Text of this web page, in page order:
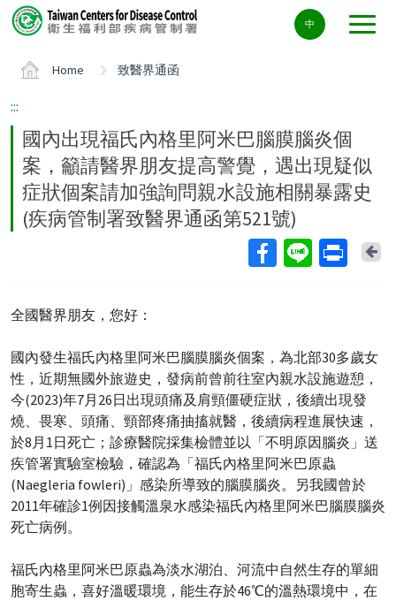
Center
block
中
Home 致醫界通函
:::
國內出現福氏內格里阿米巴腦膜腦炎個
案，籲請醫界朋友提高警覺，遇出現疑似
症狀個案請加強詢問親水設施相關暴露史
(疾病管制署致醫界通函第521號)
全國醫界朋友，您好：
國內發生福氏內格里阿米巴腦膜腦炎個案，為北部30多歲女
性，近期無國外旅遊史，發病前曾前往室內親水設施遊憩，
今(2023)年7月26日出現頭痛及肩頸僵硬症狀，後續出現發
燒、畏寒、頭痛、頸部疼痛抽搐就醫，後續病程進展快速，
於8月1日死亡；診療醫院採集檢體並以「不明原因腦炎」送
疾管署實驗室檢驗，確認為「福氏內格里阿米巴原蟲
(Naegleria fowleri)」感染所導致的腦膜腦炎。另我國曾於
2011年確診1例因接觸溫泉水感染福氏內格里阿米巴腦膜腦炎
死亡病例。
福氏內格里阿米巴原蟲為淡水湖泊、河流中自然生存的單細
胞寄生蟲，喜好溫暖環境，能生存於46℃的溫熱環境中，在